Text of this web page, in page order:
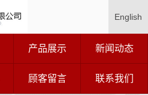
English
产品展示 新闻动态
顾客留言 联系我们